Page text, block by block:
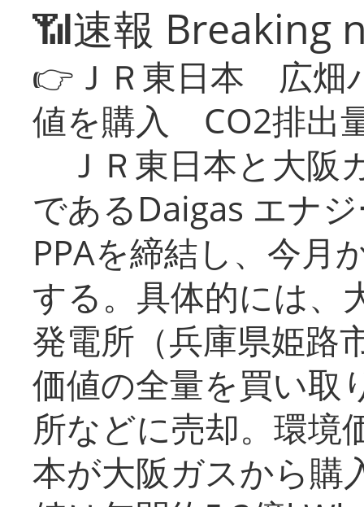
📶速報 Breaking
👉ＪＲ東日本 広畑
値を購入 CO2排出
ＪＲ東日本と大阪
であるDaigas エナ
PPAを締結し、今月
する。具体的には、
発電所（兵庫県姫路
価値の全量を買い取
所などに売却。環境
本が大阪ガスから購